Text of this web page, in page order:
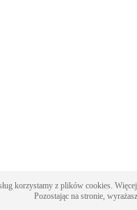
korzystamy z plików cookies.
Pozostając na stronie,